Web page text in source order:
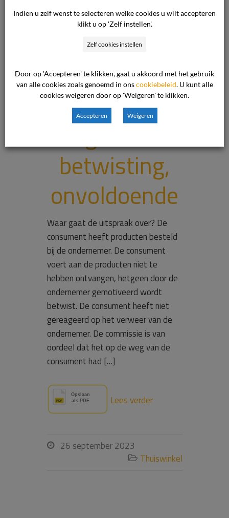
Betoog
consument
is, gelet op
uitgebreide
betwisting,
onvoldoende
Waar gaat de uitspraak over? De
consument heeft producten besteld
bij de ondernemer. De consument
voert aan de producten niet te
hebben ontvangen, hetgeen door de
ondernemer gemotiveerd wordt
betwist. De consument heeft niet
gereageerd op het verweer van de
ondernemer. De commissie is van
oordeel dat het op de weg van de
consument had […]
Lees verder
 26 september 2023
 Thuiswinkel
Indien u zelf wenst te selecteren welke cookies u wilt accepteren
klikt u op 'Zelf instellen'.
Zelf cookies instellen
Door op 'Accepteren' te klikken, gaat u akkoord met het gebruik
van alle cookies zoals genoemd in onscookiebeleid. U kunt alle
cookies weigeren door op 'Weigeren' te klikken.
Accepteren Weigeren